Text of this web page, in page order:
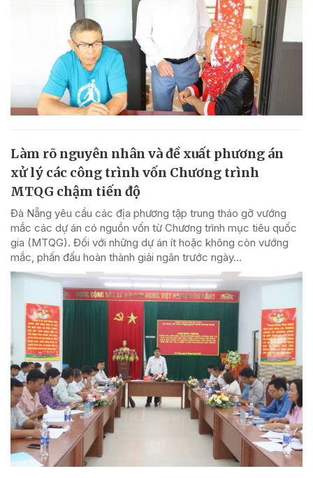
Làm rõ nguyên nhân và đề xuất phương án
xử lý các công trình vốn Chương trình
MTQG chậm tiến độ
Đà Nẵng yêu cầu các địa phương tập trung tháo gỡ vướng
mắc các dự án có nguồn vốn từ Chương trình mục tiêu quốc
gia (MTQG). Đối với những dự án ít hoặc không còn vướng
mắc, phấn đấu hoàn thành giải ngân trước ngày...